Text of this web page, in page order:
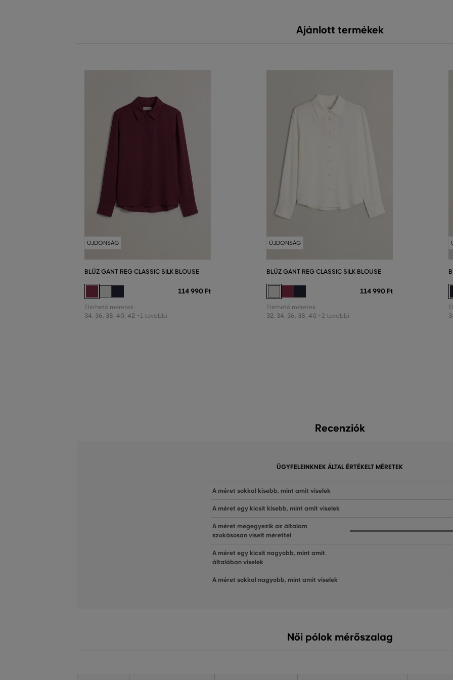
Ajánlott termékek
ÚJDONSÁG
BLÚZ GANT REG CLASSIC SILK BLOUSE
114 990 Ft
Elérhető méretek:
34, 36, 38, 40, 42 +1 további
ÚJDONSÁG
BLÚZ GANT REG CLASSIC SILK BLOUSE
114 990 Ft
Elérhető méretek:
32, 34, 36, 38, 40 +2 további
Recenziók
ÜGYFELEINKNEK ÁLTAL ÉRTÉKELT MÉRETEK
A méret sokkal kisebb, mint amit viselek
A méret egy kicsit kisebb, mint amit viselek
A méret megegyezik az általam
szokásosan viselt mérettel
A méret egy kicsit nagyobb, mint amit
általában viselek
A méret sokkal nagyobb, mint amit viselek
Női pólok mérőszalag